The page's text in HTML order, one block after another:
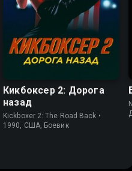
Кикбоксер 2: Дорога
назад
Kickboxer 2: The Road Back •
1990, США, Боевик